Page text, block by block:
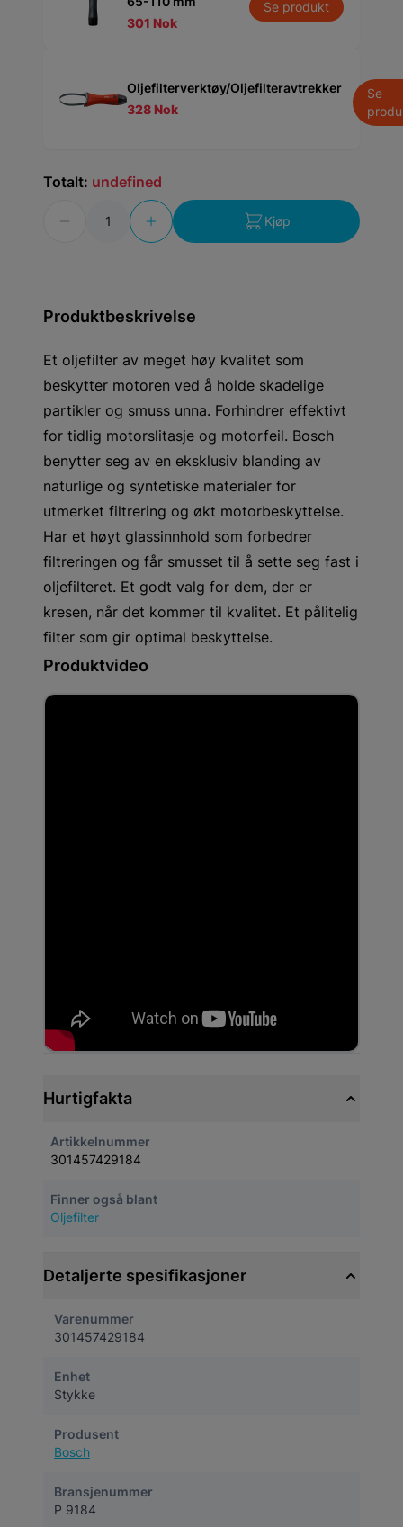
Totalt: undefined
Kjøp
301 Nok
Se produkt
Oljefilterverktøy/Oljefilteravtrekker
328 Nok
Se
Produktbeskrivelse
Et oljefilter av meget høy kvalitet som
beskytter motoren ved å holde skadelige
partikler og smuss unna. Forhindrer effektivt
for tidlig motorslitasje og motorfeil. Bosch
benytter seg av en eksklusiv blanding av
naturlige og syntetiske materialer for
utmerket filtrering og økt motorbeskyttelse.
Har et høyt glassinnhold som forbedrer
filtreringen og får smusset til å sette seg fast i
oljefilteret. Et godt valg for dem, der er
kresen, når det kommer til kvalitet. Et pålitelig
filter som gir optimal beskyttelse.
Produktvideo
Hurtigfakta
Artikkelnummer
301457429184
Finner også blant
Oljefilter
Detaljerte spesifikasjoner
Varenummer
301457429184
Enhet
Stykke
Produsent
Bosch
Bransjenummer
P 9184